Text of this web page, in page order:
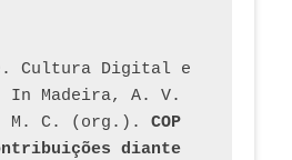
Cultura Digital e
In Madeira, A. V.
M. C. (org.). COP
diante